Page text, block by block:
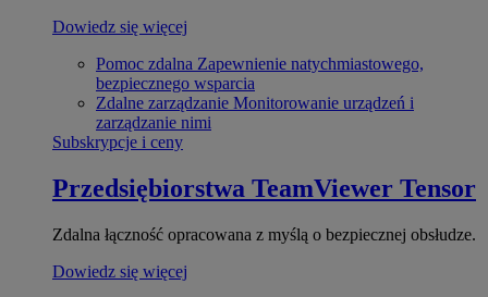
Dowiedz się więcej
Pomoc zdalna Zapewnienie natychmiastowego,
bezpiecznego wsparcia
Zdalne zarządzanie Monitorowanie urządzeń i
zarządzanie nimi
Subskrypcje i ceny
Przedsiębiorstwa TeamViewer Tensor
Zdalna łączność opracowana z myślą o bezpiecznej obsłudze.
Dowiedz się więcej